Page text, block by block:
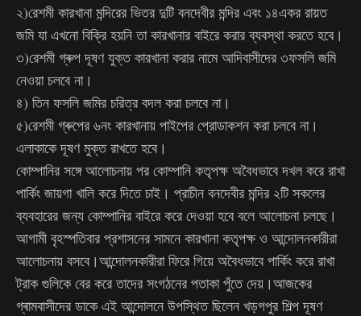
২)রেশমী কারখানা মন্দিরের ভিতর দুটি বনদেবীর মন্দির এবং ১৪একর রায়ত
জমি যা এখনো বিক্রি হয়নি তা কারখানার বাইরে করার ব্যবস্থা করতে হবে।
৩)রেশমী গ্ৰুপ দূষণ যুক্ত কারখানা করার নামে আদিবাসীদের ৩ফসলি জমি
নেওয়া চলবে না।
৪) তিন ফসলি জমির চরিত্র বদল করা চলবে না।
৫)রেশমী গ্ৰুপের ৬নং কারখানায় পাইপের প্রোডাকশন করা চলবে না।
এলাকাকে দূষণ মুক্ত রাখতে হবে।
কোম্পানির সঙ্গে আলোচনায় পর কোম্পানি কতৃপক্ষ অবৈধভাবে দখল করে রাখা
পার্কিং জায়গা খালি করে দিতে চাই। প্রাচীন বনদেবীর মন্দির ২টি সকলের
ব্যবহারের জন্য কোম্পানির বাইরে করে দেওয়া হবে বলে আলোচনা চলছে।
আগামী বৃহস্পতিবার প্রশাসনের সামনে কারখানা কতৃপক্ষ ও আন্দোলনকারীরা
আলোচনায় বসবে।আন্দোলনকারীরা ফিরে গিয়ে অবৈধভাবে পার্কিং করে রাখা
ট্রাক গুলিকে বের করে তাদের সংগঠনের পতাকা পুঁতে দেয়।আজকের
গ্ৰামবাসীদের ডাকে এই আন্দোলনে উপস্থিত ছিলেন খড়গপুর শিল্প দূষণ